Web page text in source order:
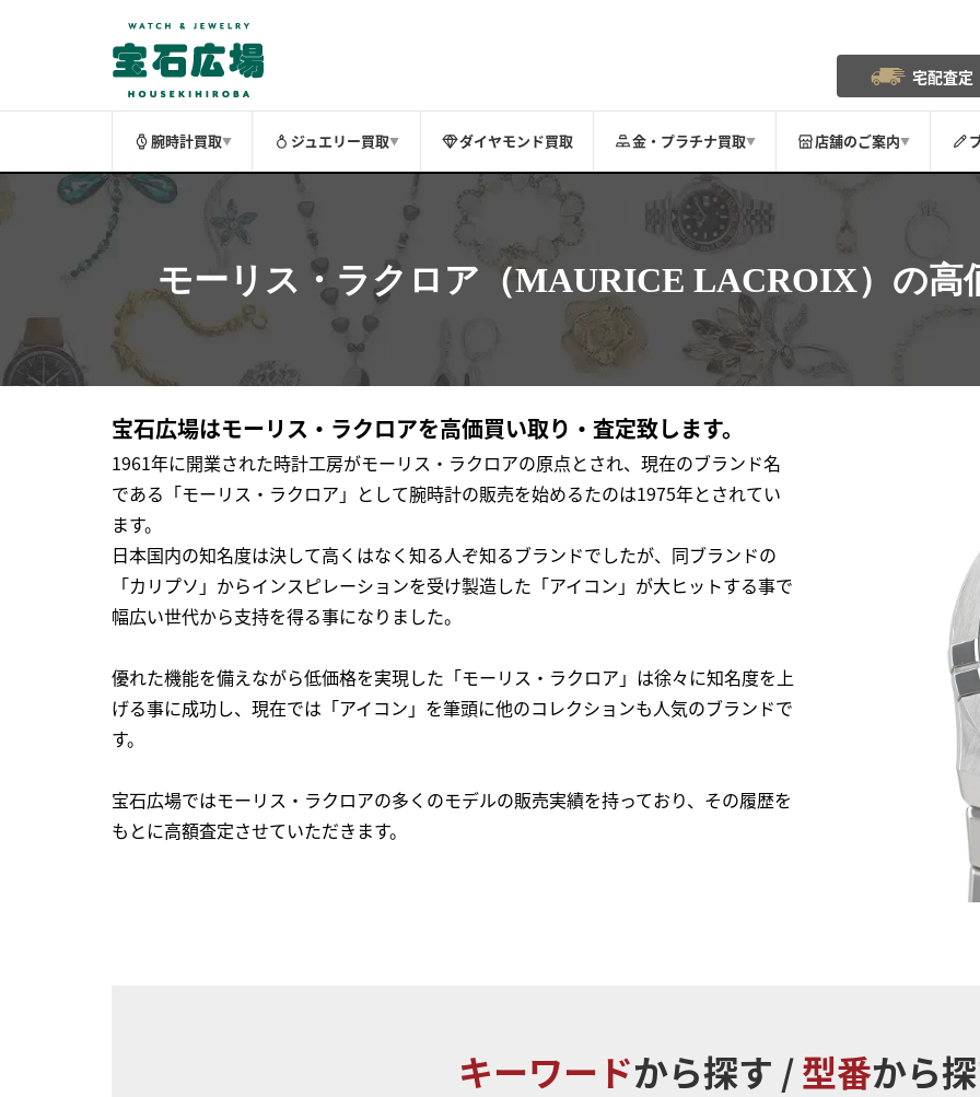
宅配査定
腕時計買取▼ ジュエリー買取▼ ダイヤモンド買取 金・プラチナ買取▼ 店舗のご案内▼
モーリス・ラクロア （MAURICE LACROIX）の高
宝石広場はモーリス・ラクロアを高価買い取り・査定致します。
1961年に開業された時計工房がモーリス・ラクロアの原点とされ、現在のブランド名
である「モーリス・ラクロア」として腕時計の販売を始めるたのは1975年とされてい
ます。
日本国内の知名度は決して高くはなく知る人ぞ知るブランドでしたが、同ブランドの
「カリプソ」からインスピレーションを受け製造した「アイコン」が大ヒットする事で
幅広い世代から支持を得る事になりました。
優れた機能を備えながら低価格を実現した「モーリス・ラクロア」は徐々に知名度を上
げる事に成功し、現在では「アイコン」を筆頭に他のコレクションも人気のブランドで
す。
宝石広場ではモーリス・ラクロアの多くのモデルの販売実績を持っており、その履歴を
もとに高額査定させていただきます。
キーワードから探す /型番から